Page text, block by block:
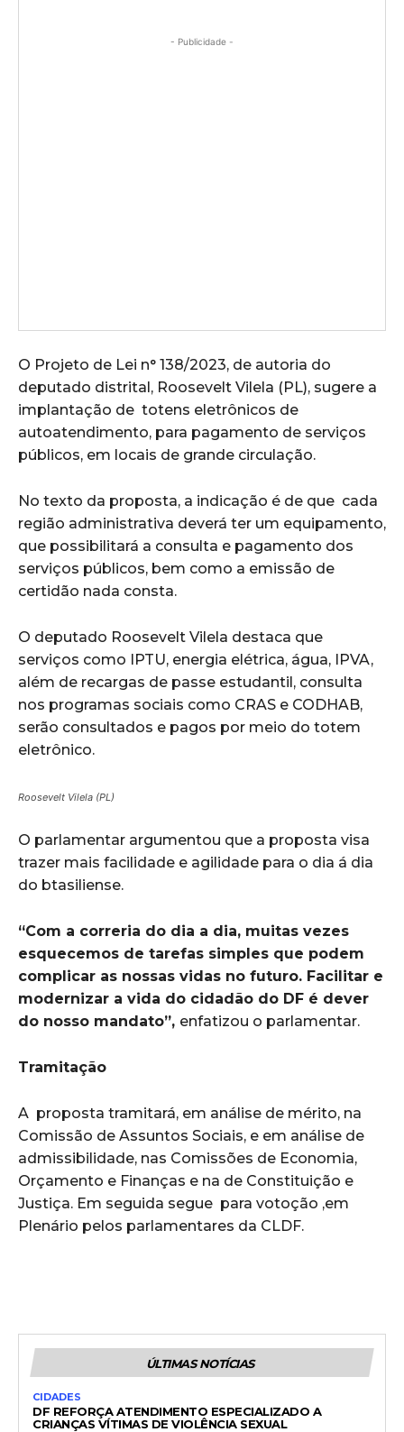
- Publicidade -
O Projeto de Lei n° 138/2023, de autoria do
deputado distrital, Roosevelt Vilela (PL), sugere a
implantação de totens eletrônicos de
autoatendimento, para pagamento de serviços
públicos, em locais de grande circulação.
No texto da proposta, a indicação é de que cada
região administrativa deverá ter um equipamento,
que possibilitará a consulta e pagamento dos
serviços públicos, bem como a emissão de
certidão nada consta.
O deputado Roosevelt Vilela destaca que
serviços como IPTU, energia elétrica, água, IPVA,
além de recargas de passe estudantil, consulta
nos programas sociais como CRAS e CODHAB,
serão consultados e pagos por meio do totem
eletrônico.
Roosevelt Vilela (PL)
O parlamentar argumentou que a proposta visa
trazer mais facilidade e agilidade para o dia á dia
do btasiliense.
“Com a correria do dia a dia, muitas vezes
esquecemos de tarefas simples que podem
complicar as nossas vidas no futuro. Facilitar e
modernizar a vida do cidadão do DF é dever
do nosso mandato”, enfatizou o parlamentar.
Tramitação
A proposta tramitará, em análise de mérito, na
Comissão de Assuntos Sociais, e em análise de
admissibilidade, nas Comissões de Economia,
Orçamento e Finanças e na de Constituição e
Justiça. Em seguida segue para votoção ,em
Plenário pelos parlamentares da CLDF.
ÚLTIMAS NOTÍCIAS
CIDADES
DF REFORÇA ATENDIMENTO ESPECIALIZADO A
CRIANÇAS VÍTIMAS DE VIOLÊNCIA SEXUAL